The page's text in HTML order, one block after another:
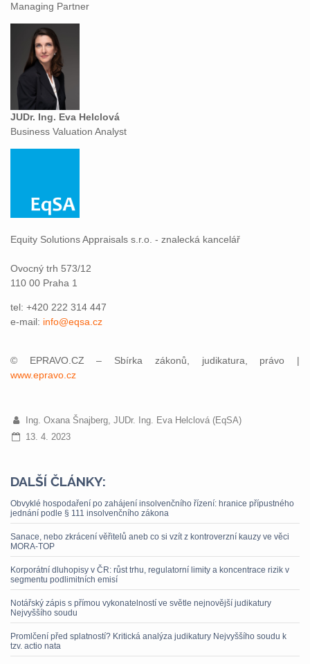
Managing Partner
JUDr. Ing. Eva Helclová
Business Valuation Analyst
Equity Solutions Appraisals s.r.o. - znalecká kancelář
Ovocný trh 573/12
110 00 Praha 1
tel: +420 222 314 447
e-mail: info@eqsa.cz
© EPRAVO.CZ – Sbírka zákonů, judikatura, právo |
www.epravo.cz
Ing. Oxana Šnajberg, JUDr. Ing. Eva Helclová (EqSA)
13. 4. 2023
DALŠÍ ČLÁNKY:
Obvyklé hospodaření po zahájení insolvenčního řízení: hranice přípustného
jednání podle § 111 insolvenčního zákona
Sanace, nebo zkrácení věřitelů aneb co si vzít z kontroverzní kauzy ve věci
MORA-TOP
Korporátní dluhopisy v ČR: růst trhu, regulatorní limity a koncentrace rizik v
segmentu podlimitních emisí
Notářský zápis s přímou vykonatelností ve světle nejnovější judikatury
Nejvyššího soudu
Promlčení před splatností? Kritická analýza judikatury Nejvyššího soudu k
tzv. actio nata